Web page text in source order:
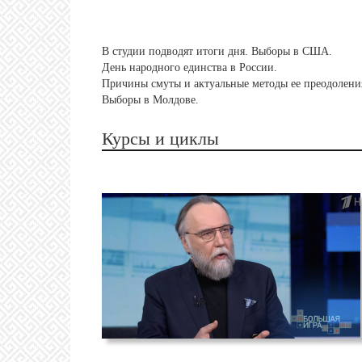
В студии подводят итоги дня. Выборы в США.
День народного единства в России.
Причины смуты и актуальные методы ее
Выборы в Молдове.
Курсы и циклы